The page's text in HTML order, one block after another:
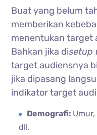
Buat yang belum
memberikan
menentukan target
Bahkan jika disetup
target audiensnya
jika dipasang
indikator target
Demografi:
dll.